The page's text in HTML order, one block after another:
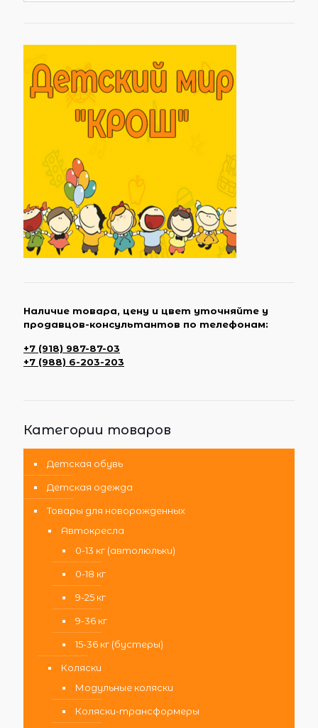
Наличие товара, цену и цвет уточняйте у
продавцов-консультантов по телефонам:
+7 (918) 987-87-03
+7 (988) 6-203-203
Категории товаров
Детская обувь
Детская одежда
Товары для новорожденных
Автокресла
0-13 кг (автолюльки)
0-18 кг
9-25 кг
9-36 кг
15-36 кг (бустеры)
Коляски
Модульные коляски
Коляски-трансформеры